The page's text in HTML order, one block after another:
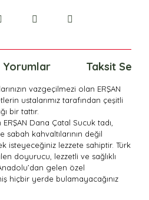
Yorumlar Taksit
vazgeçilmezi olan ERŞAN
ustalarımız tarafından çeşitli
bir tattır.
ERŞAN Dana Çatal Sucuk tadı,
kahvaltılarının değil
isteyeceğiniz lezzete sahiptir. Türk
doyurucu, lezzetli ve sağlıklı
gelen özel
hiçbir yerde bulamayacağınız